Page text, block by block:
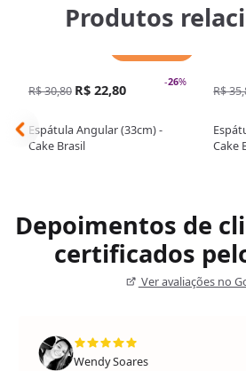
Produtos
-26%
R$ 30,80 R$ 22,80
Espátula Angular (33cm) -
Cake Brasil
R$
Cake
Depoimentos de
certificados
Ver avaliações no
Wendy Soares